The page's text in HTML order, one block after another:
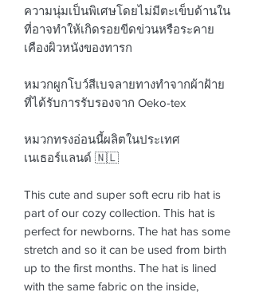
ความนุ่มเป็นพิเศษโดยไม่มีตะเข็บด้านใน
ที่อาจทำให้เกิดรอยขีดข่วนหรือระคาย
เคืองผิวหนังของทารก
หมวกผูกโบว์สีเบจลายทางทำจากผ้าฝ้าย
ที่ได้รับการรับรองจาก Oeko-tex
หมวกทรงอ่อนนี้ผลิตในประเทศ
เนเธอร์แลนด์ 🇳🇱
This cute and super soft ecru rib hat is
part of our cozy collection. This hat is
perfect for newborns. The hat has some
stretch and so it can be used from birth
up to the first months. The hat is lined
with the same fabric on the inside,